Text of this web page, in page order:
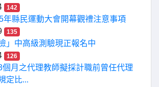
142
年縣民運動大會開幕觀禮注意事項
135
」中高級測驗現正報名中
126
個月之代理教師擬採計職前曾任代理
定比...